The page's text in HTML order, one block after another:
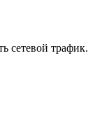
сетевой трафик.